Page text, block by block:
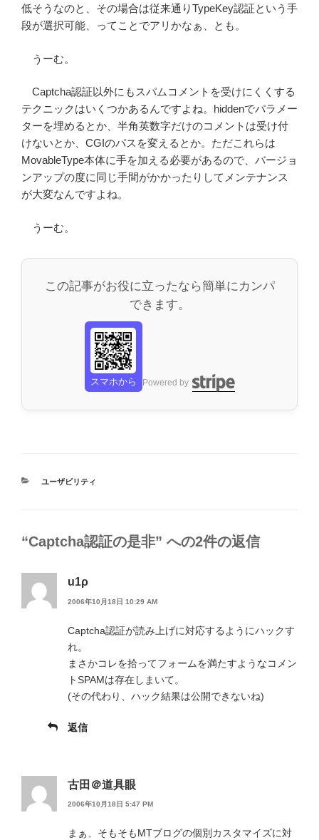
低そうなのと、その場合は従来通りTypeKey認証という手
段が選択可能、ってことでアリかなぁ、とも。
うーむ。
Captcha認証以外にもスパムコメントを受けにくくする
テクニックはいくつかあるんですよね。hiddenでパラメー
ターを埋めるとか、半角英数字だけのコメントは受け付
けないとか、CGIのパスを変えるとか。ただこれらは
MovableType本体に手を加える必要があるので、バージョ
ンアップの度に同じ手間がかかったりしてメンテナンス
が大変なんですよね。
うーむ。
この記事がお役に立ったなら簡単にカンパ
できます。
スマホから Powered by
カ
ユーザビリティ
“Captcha認証の是非” への2件の返信
u1ρ
2006年10月18日 10:29 AM
Captcha認証が読み上げに対応するようにハックす
れ。
まさかコレを拾ってフォームを満たすようなコメン
トSPAMは存在しまいて。
(その代わり、ハック結果は公開できないね)
返信
古田＠道具眼
2006年10月18日 5:47 PM
まぁ、そもそもMTブログの個別カスタマイズに対